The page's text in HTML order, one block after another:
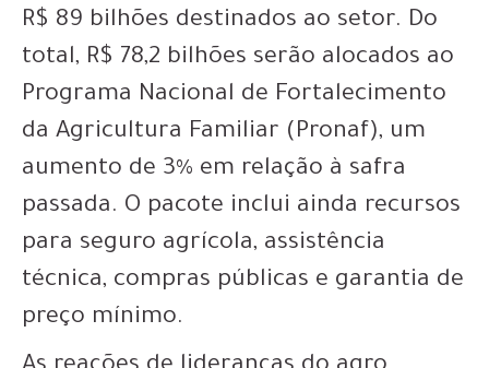
R$ 89 bilhões destinados ao setor. Do
total, R$ 78,2 bilhões serão alocados ao
Programa Nacional de Fortalecimento
da Agricultura Familiar (Pronaf), um
aumento de 3% em relação à safra
passada. O pacote inclui ainda recursos
para seguro agrícola, assistência
técnica, compras públicas e garantia de
preço mínimo.